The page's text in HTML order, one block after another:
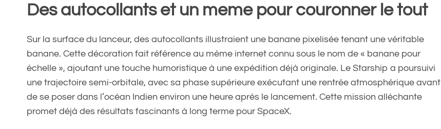
Des autocollants et un meme pour couronner le tout
Sur la surface du lanceur, des autocollants illustraient une banane pixelisée tenant une véritable
banane. Cette décoration fait référence au mème internet connu sous le nom de « banane pour
échelle », ajoutant une touche humoristique à une expédition déjà originale. Le Starship a poursuivi
une trajectoire semi-orbitale, avec sa phase supérieure exécutant une rentrée atmosphérique avant
de se poser dans l’océan Indien environ une heure après le lancement. Cette mission alléchante
promet déjà des résultats fascinants à long terme pour SpaceX.